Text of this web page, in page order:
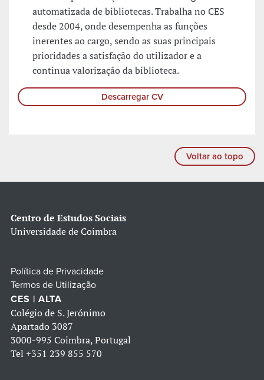
automatizada de bibliotecas. Trabalha no CES
desde 2004, onde desempenha as funções
inerentes ao cargo, sendo as suas principais
prioridades a satisfação do utilizador e a
continua valorização da biblioteca.
Descarregar CV
Voltar ao topo
Centro de Estudos Sociais
Universidade de Coimbra
Política de Privacidade
Termos de Utilização
CES | ALTA
Colégio de S. Jerónimo
Apartado 3087
3000-995 Coimbra, Portugal
Tel +351 239 855 570